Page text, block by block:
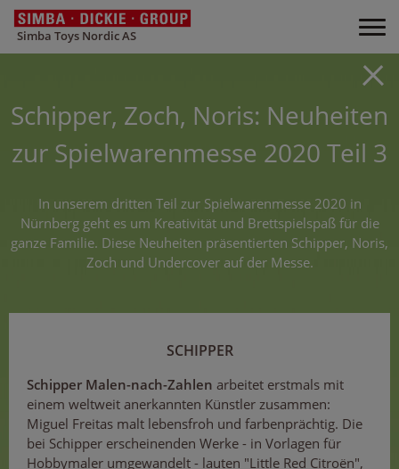
Simba Toys Nordic AS
Schipper, Zoch, Noris: Neuheiten
zur Spielwarenmesse 2020 Teil 3
In unserem dritten Teil zur Spielwarenmesse 2020 in
Nürnberg geht es um Kreativität und Brettspielspaß für die
ganze Familie. Diese Neuheiten präsentierten Schipper, Noris,
Zoch und Undercover auf der Messe.
SCHIPPER
Schipper Malen-nach-Zahlen arbeitet erstmals mit
einem weltweit anerkannten Künstler zusammen:
Miguel Freitas malt lebensfroh und farbenprächtig. Die
bei Schipper erscheinenden Werke - in Vorlagen für
Hobbymaler umgewandelt - lauten "Little Red Citroën",